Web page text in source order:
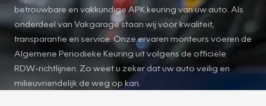
betrouwbare en vakkundige APK keuring van uw auto. Als
onderdeel van Vakgarage staan wij voor kwaliteit,
transparantie en service. Onze ervaren monteurs voeren de
Algemene Periodieke Keuring uit volgens de officiële
RDW-richtlijnen. Zo weet u zeker dat uw auto veilig en
milieuvriendelijk de weg op kan.